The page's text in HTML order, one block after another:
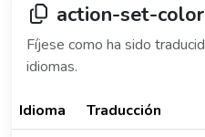
action-set-color
Fíjese como ha sido
idiomas.
Idioma Traducción